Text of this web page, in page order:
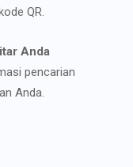
QR.
Anda
pencarian
Anda.